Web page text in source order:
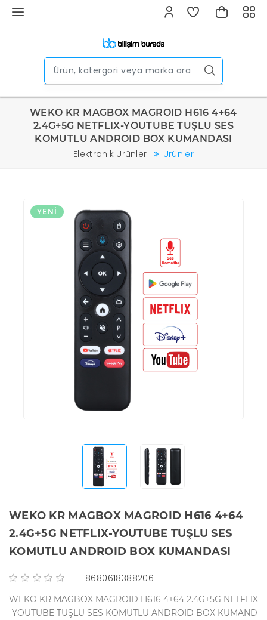
WEKO KR MAGBOX MAGROID H616 4+64
2.4G+5G NETFLIX-YOUTUBE TUŞLU SES
KOMUTLU ANDROID BOX KUMANDASI
Elektronik Ürünler Ürünler
YENI
WEKO KR MAGBOX MAGROID H616 4+64
2.4G+5G NETFLIX-YOUTUBE TUŞLU SES
KOMUTLU ANDROID BOX KUMANDASI
8680618388206
WEKO KR MAGBOX MAGROID H616 4+64 2.4G+5G NETFLIX
-YOUTUBE TUŞLU SES KOMUTLU ANDROID BOX KUMAND